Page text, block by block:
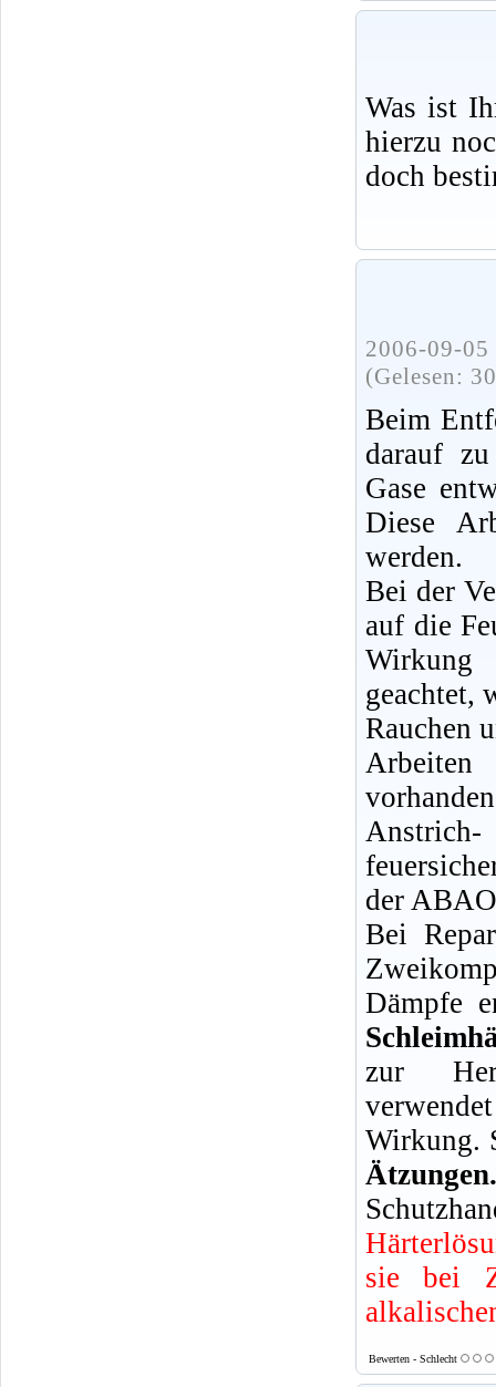
Was ist
hierzu
doch
2006-09-
(Gelesen:
Beim
darauf zu
Gase
Diese
werden.
Bei der
auf die
Wirkung
geachtet,
Rauchen
Arbeiten
der
Bei
Dämpfe
zur
Wirkung.
sie bei
Bewerten - Schlecht